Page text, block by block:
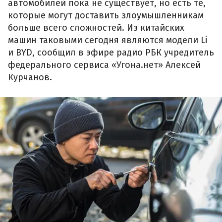
автомобилей пока не существует, но есть те,
которые могут доставить злоумышленникам
больше всего сложностей. Из китайских
машин таковыми сегодня являются модели Li
и BYD, сообщил в эфире радио РБК учредитель
федерального сервиса «Угона.нет» Алексей
Курчанов.